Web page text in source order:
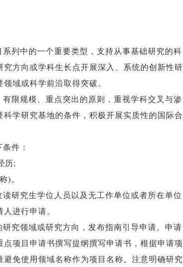
列中的一个重要类型，支持从事基础研究的科
方向或学科生长点开展深入、系统的创新性研
域或科学前沿取得突破。
限规模、重点突出的原则，重视学科交叉与渗
学研究基地的条件，积极开展实质性的国际合
件：
历;
)。
研究生学位人员以及无工作单位或者所在单位
进行申请。
究领域或研究方向，发布指南引导申请。申请
点项目申请书撰写提纲撰写申请书，根据申请项
避免使用领域名称作为项目名称。注意明确研究